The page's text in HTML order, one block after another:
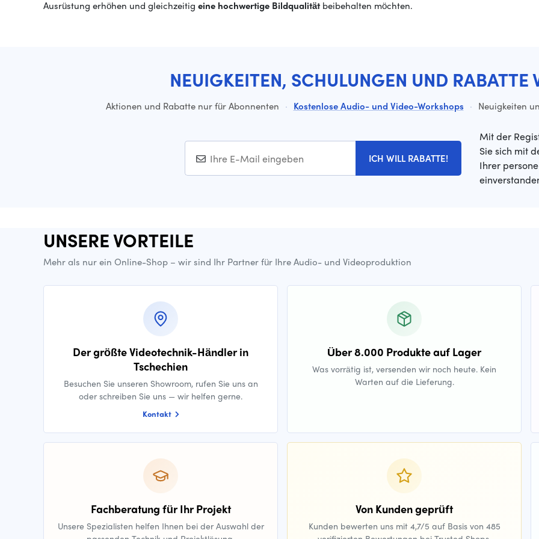
Ausrüstung erhöhen und gleichzeitig eine hochwertige Bildqualitätbeibehalten möchten.
NEUIGKEITEN, SCHULUNGEN UND RABATTE
Aktionen und Rabatte nur für Abonnenten · Kostenlose Audio- und Video-Workshops · Neuigkeiten
ICH WILL RABATTE!
Mit der
Sie sich mit
Ihrer
UNSERE VORTEILE
Mehr als nur ein Online-Shop – wir sind Ihr Partner für Ihre Audio- und Videoproduktion
Der größte Videotechnik-Händler in
Tschechien
Besuchen Sie unseren Showroom, rufen Sie uns an
oder schreiben Sie uns — wir helfen gerne.
Kontakt
Über 8.000 Produkte auf Lager
Was vorrätig ist, versenden wir noch heute. Kein
Warten auf die Lieferung.
Fachberatung für Ihr Projekt
Unsere Spezialisten helfen Ihnen bei der Auswahl der
Von Kunden geprüft
Kunden bewerten uns mit 4,7/5 auf Basis von 485